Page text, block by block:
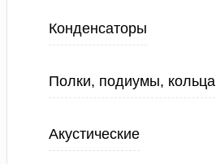
Конденсаторы
Полки, подиумы, кольца
Акустические